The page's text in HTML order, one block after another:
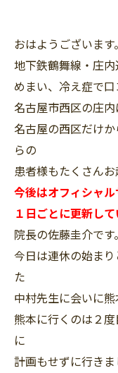
おはようございます。
地下鉄鶴舞線・庄
めまい、冷え症で
名古屋市西区の庄内
名古屋の西区だけ
らの
患者様もたくさんお
今後はオフィシャ
１日ごとに更新して
院長の佐藤圭介です。
今日は連休の始ま
た
中村先生に会いに熊
熊本に行くのは２
に
計画もせずに行きま